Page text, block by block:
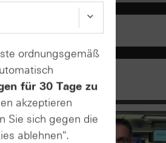
ordnungsgemäß
für 30 Tage zu
akzeptieren
Sie sich gegen die
ablehnen".